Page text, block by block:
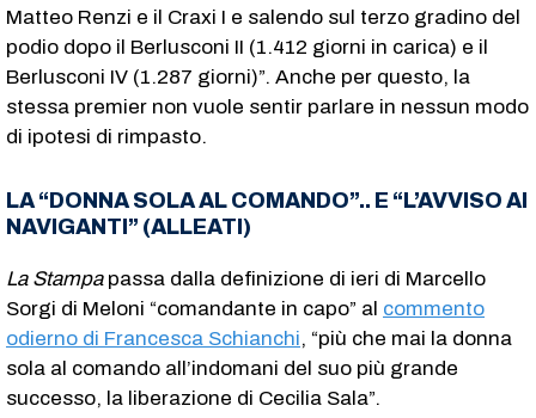
Matteo Renzi e il Craxi I e salendo sul terzo gradino del
podio dopo il Berlusconi II (1.412 giorni in carica) e il
Berlusconi IV (1.287 giorni)”. Anche per questo, la
stessa premier non vuole sentir parlare in nessun modo
di ipotesi di rimpasto.
LA “DONNA SOLA AL COMANDO”.. E “L’AVVISO AI
NAVIGANTI” (ALLEATI)
La Stampapassa dalla definizione di ieri di Marcello
Sorgi di Meloni “comandante in capo” al commento
odierno di Francesca Schianchi, “più che mai la donna
sola al comando all’indomani del suo più grande
successo, la liberazione di Cecilia Sala”.